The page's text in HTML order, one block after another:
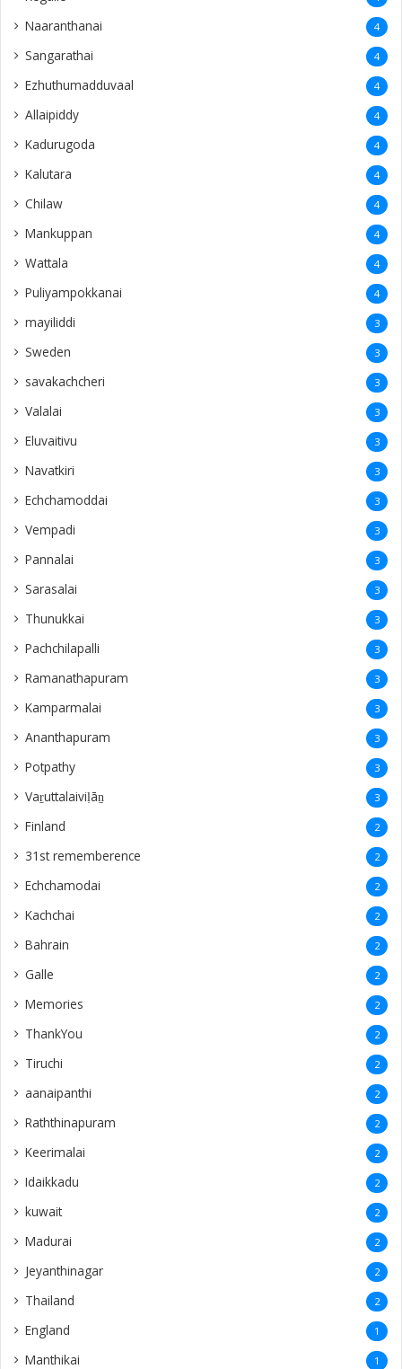
Naaranthanai 4
Sangarathai 4
Ezhuthumadduvaal 4
Allaipiddy 4
Kadurugoda 4
Kalutara 4
Chilaw 4
Mankuppan 4
Wattala 4
Puliyampokkanai 4
mayiliddi 3
Sweden 3
savakachcheri 3
Valalai 3
Eluvaitivu 3
Navatkiri 3
Echchamoddai 3
Vempadi 3
Pannalai 3
Sarasalai 3
Thunukkai 3
Pachchilapalli 3
Ramanathapuram 3
Kamparmalai 3
Ananthapuram 3
‎Potpathy 3
Vaṟuttalaiviḷāṉ 3
Finland 2
31st rememberence 2
Echchamodai 2
Kachchai 2
Bahrain 2
Galle 2
Memories 2
ThankYou 2
Tiruchi 2
aanaipanthi 2
Raththinapuram 2
Keerimalai 2
Idaikkadu 2
kuwait 2
Madurai 2
Jeyanthinagar 2
Thailand 2
England 1
Manthikai 1